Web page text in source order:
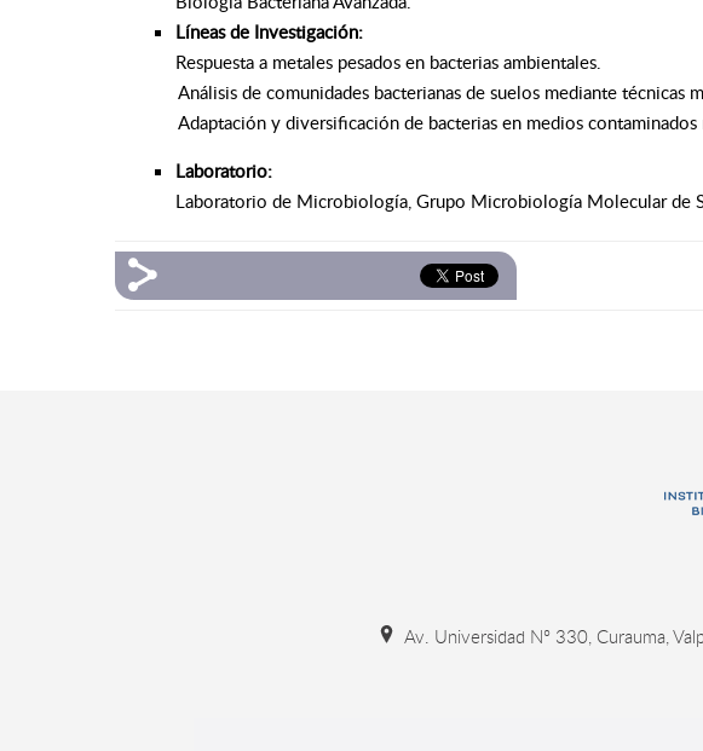
Líneas de Investigación:
Respuesta a metales pesados en bacterias ambientales.
Análisis de comunidades bacterianas de suelos mediante técnicas
Adaptación y diversificación de bacterias en medios contaminados
Laboratorio:
Laboratorio de Microbiología, Grupo Microbiología Molecular de
Av. Universidad Nº 330, Curauma,